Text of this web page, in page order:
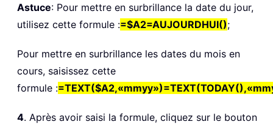
Astuce: Pour mettre en surbrillance la date du jour,
utilisez cette formule :=$A2=AUJOURDHUI();
Pour mettre en surbrillance les dates du mois en
cours, saisissez cette
formule :
4. Après avoir saisi la formule, cliquez sur le bouton